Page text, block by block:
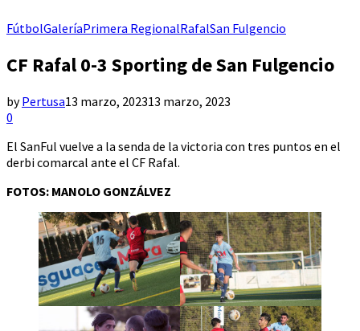
FútbolGaleríaPrimera RegionalRafalSan Fulgencio
CF Rafal 0-3 Sporting de San Fulgencio
byPertusa13 marzo, 202313 marzo, 2023
0
El SanFul vuelve a la senda de la victoria con tres puntos en el
derbi comarcal ante el CF Rafal.
FOTOS: MANOLO GONZÁLVEZ